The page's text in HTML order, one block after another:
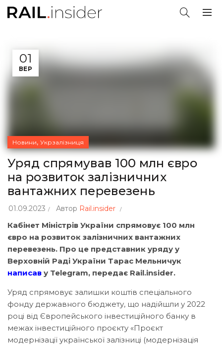
01
ВЕР
Новини, Укрзалізниця
Уряд спрямував 100 млн євро
на розвиток залізничних
вантажних перевезень
01.09.2023 Автор Rail.insider
Кабінет Міністрів України спрямовує 100 млн
євро на розвиток залізничних вантажних
перевезень. Про це представник уряду у
Верховній Раді України Тарас Мельничук
написав у Telegram, передає Rail.insider.
Уряд спрямовує залишки коштів спеціального
фонду державного бюджету, що надійшли у 2022
році від Європейського інвестиційного банку в
межах інвестиційного проєкту «Проєкт
модернізації української залізниці (модернізація